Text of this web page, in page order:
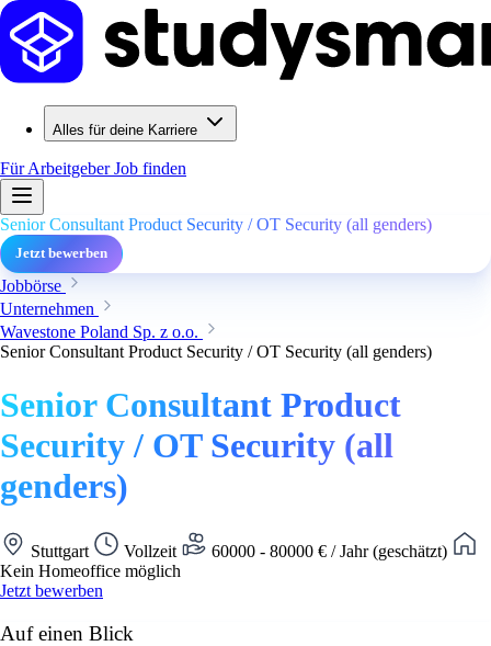
Alles für deine Karriere
Für ArbeitgeberJob finden
Senior Consultant Product Security / OT Security (all genders)
Jetzt bewerben
Jobbörse
Unternehmen
Wavestone Poland Sp. z o.o.
Senior Consultant Product Security / OT Security (all genders)
Senior Consultant Product
Security / OT Security (all
genders)
Stuttgart Vollzeit
60000 - 80000 € / Jahr (geschätzt)
Kein Homeoffice möglich
Jetzt bewerben
Auf einen Blick